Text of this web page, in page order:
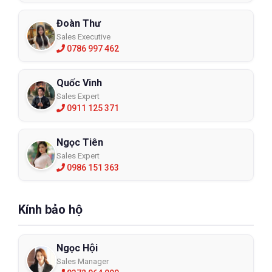
Đoàn Thư
Sales Executive
0786 997 462
Quốc Vinh
Sales Expert
0911 125 371
Ngọc Tiên
Sales Expert
0986 151 363
Kính bảo hộ
Ngọc Hội
Sales Manager